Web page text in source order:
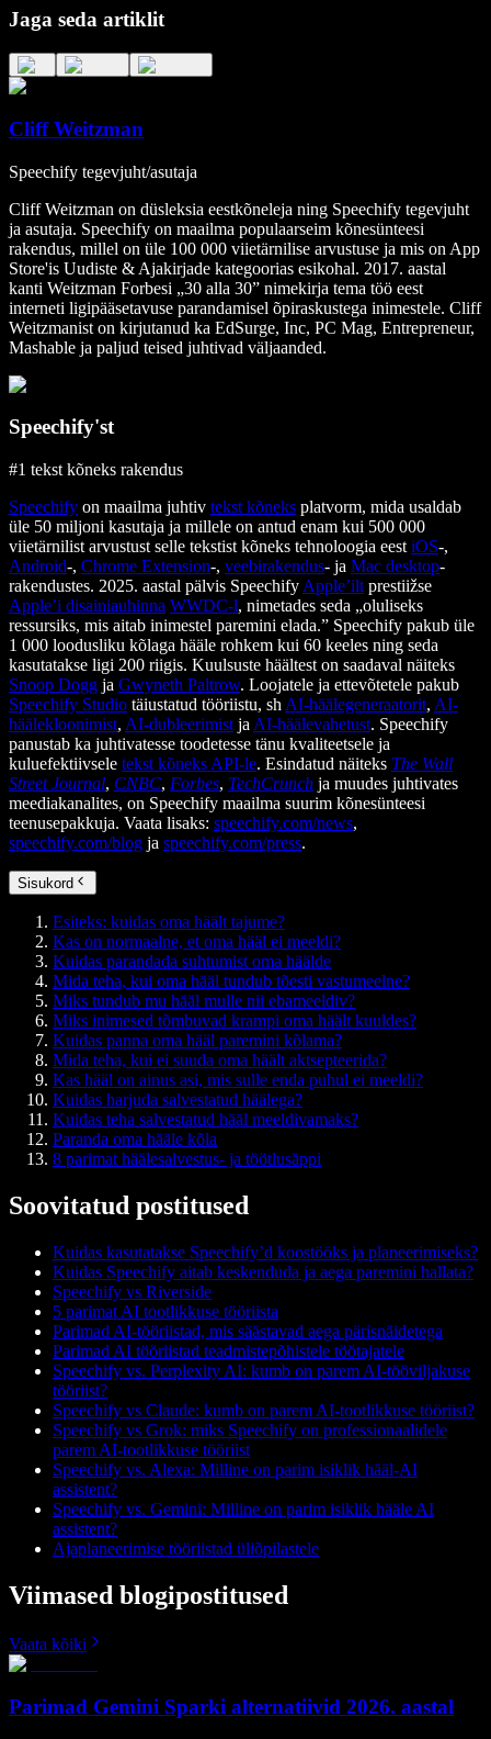
Jaga seda artiklit
Cliff Weitzman
Speechify tegevjuht/asutaja
Cliff Weitzman on düsleksia eestkõneleja ning Speechify tegevjuht
ja asutaja. Speechify on maailma populaarseim kõnesünteesi
rakendus, millel on üle 100 000 viietärnilise arvustuse ja mis on App
Store'is Uudiste & Ajakirjade kategoorias esikohal. 2017. aastal
kanti Weitzman Forbesi „30 alla 30” nimekirja tema töö eest
interneti ligipääsetavuse parandamisel õpiraskustega inimestele. Cliff
Weitzmanist on kirjutanud ka EdSurge, Inc, PC Mag, Entrepreneur,
Mashable ja paljud teised juhtivad väljaanded.
Speechify'st
#1 tekst kõneks rakendus
Speechify on maailma juhtiv tekst kõneks platvorm, mida usaldab
üle 50 miljoni kasutaja ja millele on antud enam kui 500 000
viietärnilist arvustust selle tekstist kõneks tehnoloogia eest iOS-,
Android-, Chrome Extension-, veebirakendus- ja Mac desktop-
rakendustes. 2025. aastal pälvis Speechify Apple’ilt prestiižse
Apple’i disainiauhinna WWDC-l, nimetades seda „oluliseks
ressursiks, mis aitab inimestel paremini elada.” Speechify pakub üle
1 000 loodusliku kõlaga hääle rohkem kui 60 keeles ning seda
kasutatakse ligi 200 riigis. Kuulsuste häältest on saadaval näiteks
Snoop Dogg ja Gwyneth Paltrow. Loojatele ja ettevõtetele pakub
Speechify Studio täiustatud tööriistu, sh AI-häälegeneraatorit, AI-
häälekloonimist, AI-dubleerimist ja AI-häälevahetust. Speechify
panustab ka juhtivatesse toodetesse tänu kvaliteetsele ja
kuluefektiivsele tekst kõneks API-le. Esindatud näiteks The Wall
Street Journal, CNBC, Forbes, TechCrunch ja muudes juhtivates
meediakanalites, on Speechify maailma suurim kõnesünteesi
teenusepakkuja. Vaata lisaks: speechify.com/news,
speechify.com/blog ja speechify.com/press.
Sisukord
Esiteks: kuidas oma häält tajume?
Kas on normaalne, et oma hääl ei meeldi?
Kuidas parandada suhtumist oma häälde
Mida teha, kui oma hääl tundub tõesti vastumeelne?
Miks tundub mu hääl mulle nii ebameeldiv?
Miks inimesed tõmbuvad krampi oma häält kuuldes?
Kuidas panna oma hääl paremini kõlama?
Mida teha, kui ei suuda oma häält aktsepteerida?
Kas hääl on ainus asi, mis sulle enda puhul ei meeldi?
Kuidas harjuda salvestatud häälega?
Kuidas teha salvestatud hääl meeldivamaks?
Paranda oma hääle kõla
8 parimat häälesalvestus- ja töötlusäppi
Soovitatud postitused
Kuidas kasutatakse Speechify’d koostööks ja planeerimiseks?
Kuidas Speechify aitab keskenduda ja aega paremini hallata?
Speechify vs Riverside
5 parimat AI tootlikkuse tööriista
Parimad AI-tööriistad, mis säästavad aega pärisnäidetega
Parimad AI tööriistad teadmistepõhistele töötajatele
Speechify vs. Perplexity AI: kumb on parem AI-tööviljakuse
tööriist?
Speechify vs Claude: kumb on parem AI-tootlikkuse tööriist?
Speechify vs Grok: miks Speechify on professionaalidele
parem AI-tootlikkuse tööriist
Speechify vs. Alexa: Milline on parim isiklik hääl-AI
assistent?
Speechify vs. Gemini: Milline on parim isiklik hääle AI
assistent?
Ajaplaneerimise tööriistad üliõpilastele
Viimased blogipostitused
Vaata kõiki
Parimad Gemini Sparki alternatiivid 2026. aastal